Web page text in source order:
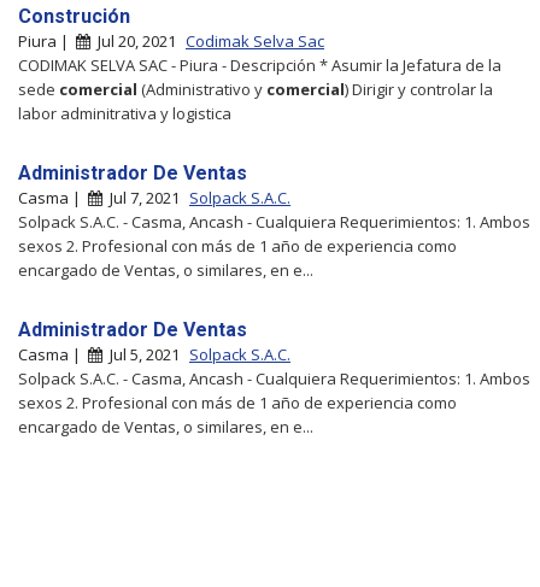
Construción
Piura | Jul 20, 2021 Codimak Selva Sac
CODIMAK SELVA SAC - Piura - Descripción * Asumir la Jefatura de la
sede comercial (Administrativo y comercial) Dirigir y controlar la
labor adminitrativa y logistica
Administrador De Ventas
Casma | Jul 7, 2021
Solpack S.A.C.
Solpack S.A.C. - Casma, Ancash - Cualquiera Requerimientos: 1. Ambos
sexos 2. Profesional con más de 1 año de experiencia como
encargado de Ventas, o similares, en e...
Administrador De Ventas
Casma | Jul 5, 2021
Solpack S.A.C.
Solpack S.A.C. - Casma, Ancash - Cualquiera Requerimientos: 1. Ambos
sexos 2. Profesional con más de 1 año de experiencia como
encargado de Ventas, o similares, en e...